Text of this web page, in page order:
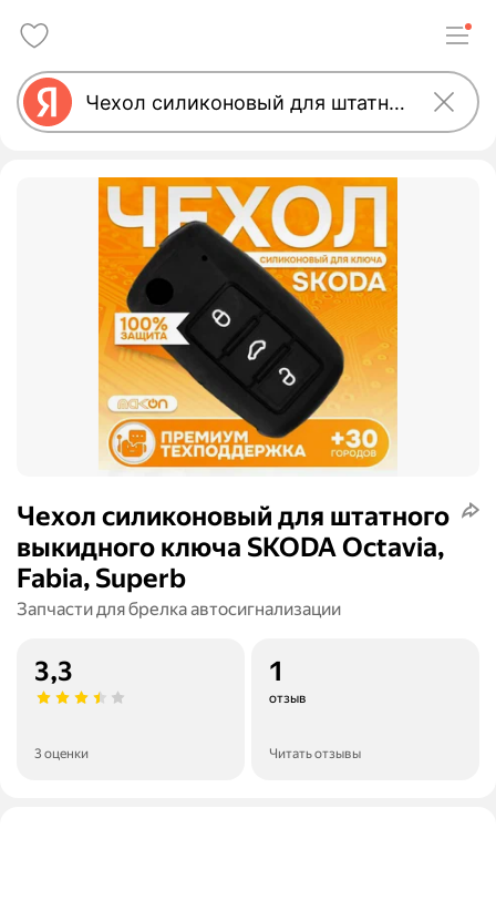
Чехол силиконовый для штатного
выкидного ключа SKODA Octavia,
Fabia, Superb
Запчасти для брелка автосигнализации
3,3
3 оценки
1
отзыв
Читать отзывы